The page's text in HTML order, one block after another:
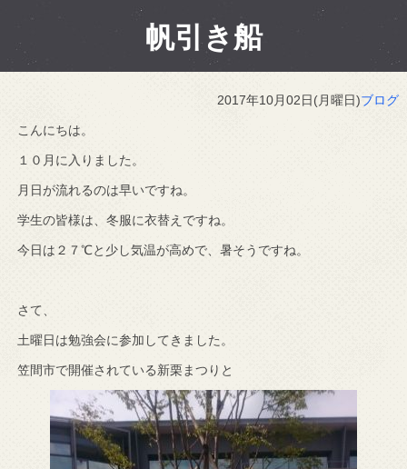
帆引き船
2017年10月02日(月曜日)ブログ
こんにちは。
１０月に入りました。
月日が流れるのは早いですね。
学生の皆様は、冬服に衣替えですね。
今日は２７℃と少し気温が高めで、暑そうですね。
さて、
土曜日は勉強会に参加してきました。
笠間市で開催されている新栗まつりと